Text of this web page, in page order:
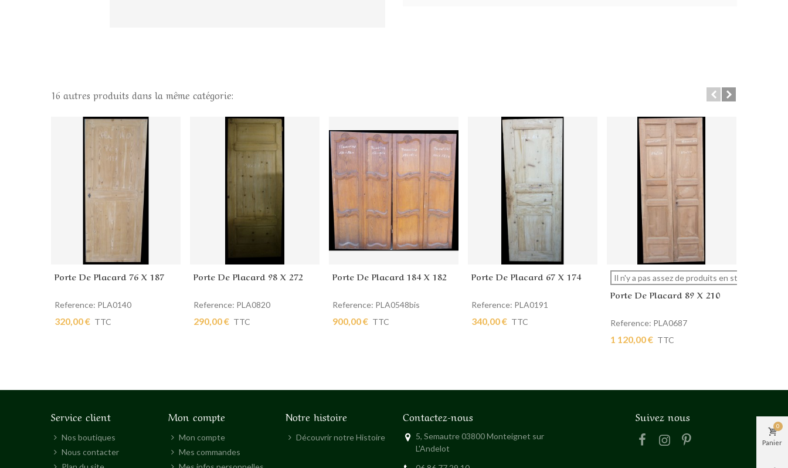
16 autres produits dans la même catégorie:
Ajouter au panier
Porte De Placard 76 X 187
Reference: PLA0140
320,00 € TTC
Ajouter au panier
Porte De Placard 98 X 272
Reference: PLA0820
290,00 € TTC
Ajouter au panier
Porte De Placard 184 X 182
Reference: PLA0548bis
900,00 € TTC
Ajouter au panier
Porte De Placard 67 X 174
Reference: PLA0191
340,00 € TTC
Afficher plus
Il n'y a pas assez de produits en stock.
Porte De Placard 89 X 210
Reference: PLA0687
1 120,00 € TTC
Service client
Nos boutiques
Nous contacter
Mon compte
Mon compte
Mes commandes
Notre histoire
Découvrir notre Histoire
Contactez-nous
5, Semautre 03800 Monteignet sur
L'Andelot
Suivez nous
Panier
0